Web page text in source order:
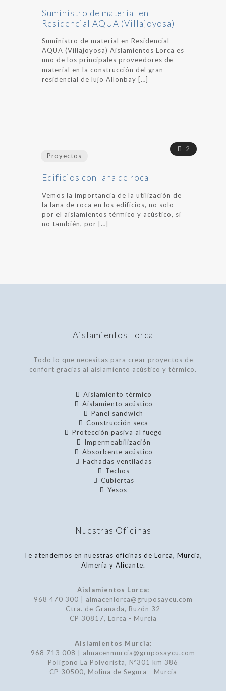
Suministro de material en
Residencial AQUA (Villajoyosa)
Suministro de material en Residencial
AQUA (Villajoyosa) Aislamientos Lorca es
uno de los principales proveedores de
material en la construcción del gran
residencial de lujo Allonbay […]
2
Proyectos
Edificios con lana de roca
Vemos la importancia de la utilización de
la lana de roca en los edificios, no solo
por el aislamientos térmico y acústico, si
no también, por […]
Aislamientos Lorca
Todo lo que necesitas para crear proyectos de
confort gracias al aislamiento acústico y térmico.
Aislamiento térmico
Aislamiento acústico
Panel sandwich
Construcción seca
Protección pasiva al fuego
Impermeabilización
Absorbente acústico
Fachadas ventiladas
Techos
Cubiertas
Yesos
Nuestras Oficinas
Te atendemos en nuestras oficinas de Lorca, Murcia,
Almería y Alicante.
Aislamientos Lorca:
968 470 300 | almacenlorca@gruposaycu.com
Ctra. de Granada, Buzón 32
CP 30817, Lorca - Murcia
Aislamientos Murcia:
968 713 008 | almacenmurcia@gruposaycu.com
Polígono La Polvorista, Nº301 km 386
CP 30500, Molina de Segura - Murcia